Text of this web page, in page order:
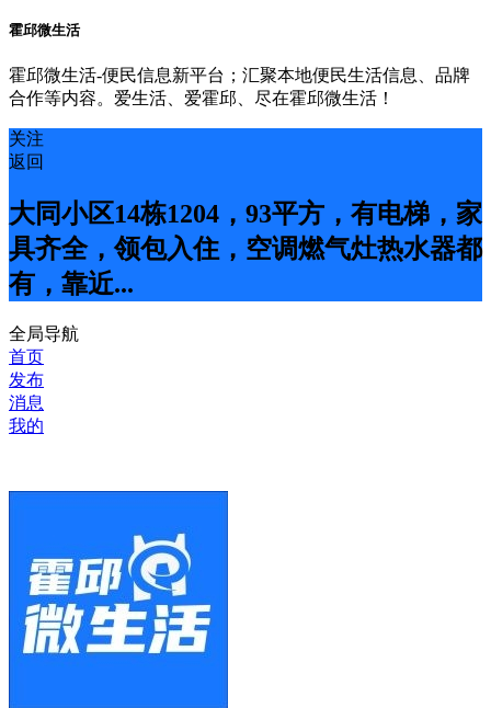
霍邱微生活
霍邱微生活-便民信息新平台；汇聚本地便民生活信息、品牌
合作等内容。爱生活、爱霍邱、尽在霍邱微生活！
关注
返回
大同小区14栋1204，93平方，有电梯，家
具齐全，领包入住，空调燃气灶热水器都
有，靠近...
全局导航
首页
发布
消息
我的